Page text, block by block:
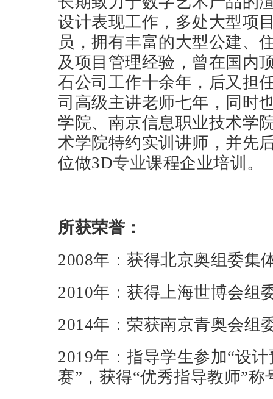
设计表现工作，多处大型项
员，拥有丰富的大型公建、
及项目管理经验，曾在国
石公司工作十余年，后又担
司高级主讲老师七年，同时
学院、南京信息职业技术学
术学院特约实训讲师，并先
位做3D专业课程企业培训。
所获荣誉：
2008年：获得北京奥组委集
2010年：获得上海世博会组
2014年：荣获南京青奥会组
2019年：指导学生参加“设
赛”，获得“优秀指导教师”称